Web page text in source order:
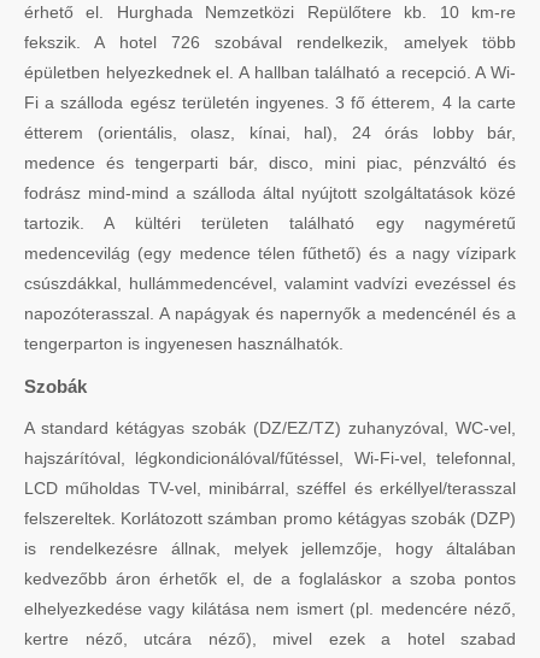
érhető el. Hurghada Nemzetközi Repülőtere kb. 10 km-re
fekszik. A hotel 726 szobával rendelkezik, amelyek több
épületben helyezkednek el. A hallban található a recepció. A Wi-
Fi a szálloda egész területén ingyenes. 3 fő étterem, 4 la carte
étterem (orientális, olasz, kínai, hal), 24 órás lobby bár,
medence és tengerparti bár, disco, mini piac, pénzváltó és
fodrász mind-mind a szálloda által nyújtott szolgáltatások közé
tartozik. A kültéri területen található egy nagyméretű
medencevilág (egy medence télen fűthető) és a nagy vízipark
csúszdákkal, hullámmedencével, valamint vadvízi evezéssel és
napozóterasszal. A napágyak és napernyők a medencénél és a
tengerparton is ingyenesen használhatók.
Szobák
A standard kétágyas szobák (DZ/EZ/TZ) zuhanyzóval, WC-vel,
hajszárítóval, légkondicionálóval/fűtéssel, Wi-Fi-vel, telefonnal,
LCD műholdas TV-vel, minibárral, széffel és erkéllyel/terasszal
felszereltek. Korlátozott számban promo kétágyas szobák (DZP)
is rendelkezésre állnak, melyek jellemzője, hogy általában
kedvezőbb áron érhetők el, de a foglaláskor a szoba pontos
elhelyezkedése vagy kilátása nem ismert (pl. medencére néző,
kertre néző, utcára néző), mivel ezek a hotel szabad